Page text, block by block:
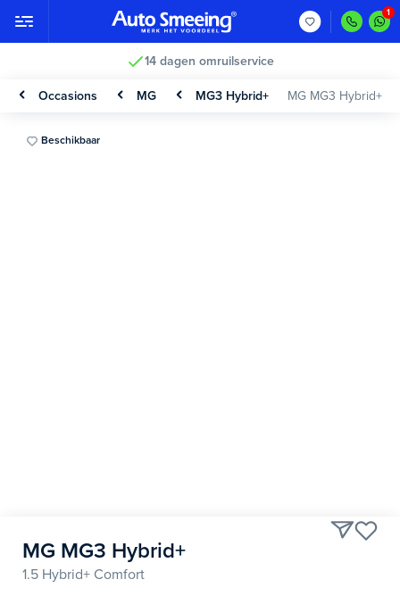
14 dagen omruilservice
Occasions MG MG3 Hybrid+ MG MG3 Hybrid+
Beschikbaar
MG MG3 Hybrid+
1.5 Hybrid+ Comfort